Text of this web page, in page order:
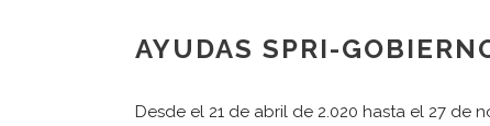
AYUDAS SPRI-
Desde el 21 de abril de 2.020 hasta el 27